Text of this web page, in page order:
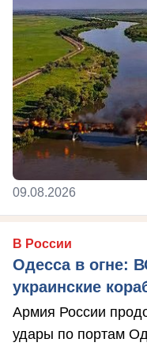
09.08.2026
В России
Одесса в огне:
украинские
Армия России
удары по портам